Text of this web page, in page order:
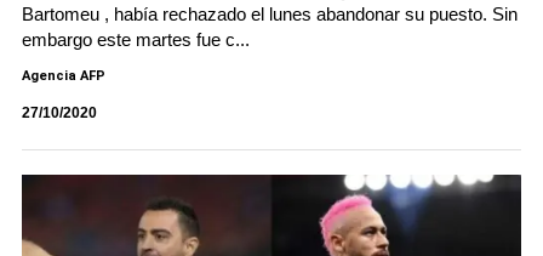
Bartomeu , había rechazado el lunes abandonar su puesto. Sin
embargo este martes fue c...
Agencia AFP
27/10/2020